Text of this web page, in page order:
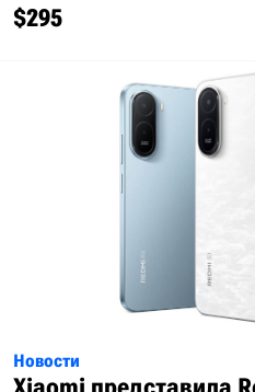
$295
Новости